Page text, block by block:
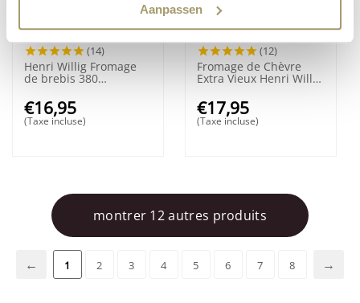
Aanpassen
(14)
Henri Willig Fromage
de brebis 380
€16,95
(Taxe incluse)
(12)
Fromage de Chèvre
Extra Vieux Henri Willig
€17,95
(Taxe incluse)
montrer 12 autres produits
1 2 3 4 5 6 7 8